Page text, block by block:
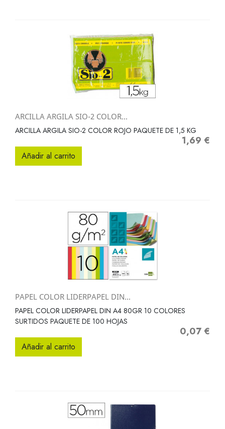
ARCILLA ARGILA SIO-2 COLOR...
ARCILLA ARGILA SIO-2 COLOR ROJO PAQUETE DE 1,5 KG
Precio
1,69 €
Añadir al carrito
PAPEL COLOR LIDERPAPEL DIN...
PAPEL COLOR LIDERPAPEL DIN A4 80GR 10 COLORES
SURTIDOS PAQUETE DE 100 HOJAS
Precio
0,07 €
Añadir al carrito